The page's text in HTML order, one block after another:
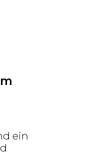
ein